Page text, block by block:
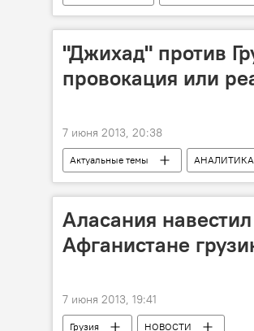
"Джихад" против
провокация или
7 июня 2013, 20:38
Актуальные темы АНАЛИТИКА
Аласания
Афганистане
7 июня 2013, 19:41
Грузия НОВОСТИ